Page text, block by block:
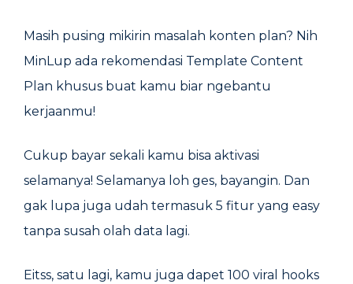
Masih pusing mikirin masalah konten plan? Nih
MinLup ada rekomendasi Template Content
Plan khusus buat kamu biar ngebantu
kerjaanmu!
Cukup bayar sekali kamu bisa aktivasi
selamanya! Selamanya loh ges, bayangin. Dan
gak lupa juga udah termasuk 5 fitur yang easy
tanpa susah olah data lagi.
Eitss, satu lagi, kamu juga dapet 100 viral hooks